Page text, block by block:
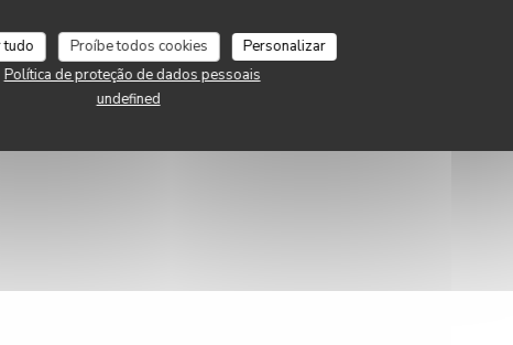
tudo Proíbe todos cookies
Personalizar
Política de proteção de dados pessoais
undefined